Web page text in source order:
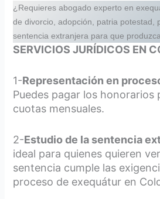
¿Requieres abogado experto en
de divorcio, adopción, patria potestad,
sentencia extranjera para que
SERVICIOS JURÍDICOS EN
1-Representación en
Puedes pagar los honorarios
cuotas mensuales.
2-Estudio de la sentencia
ideal para quienes quieren
sentencia cumple las
proceso de exequátur en